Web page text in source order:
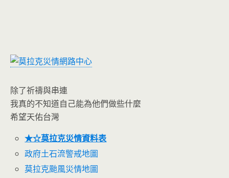
除了祈禱與串連
我真的不知道自己能為他們做些什麼
希望天佑台灣
★☆莫拉克災情資料表
政府土石流警戒地圖
莫拉克颱風災情地圖